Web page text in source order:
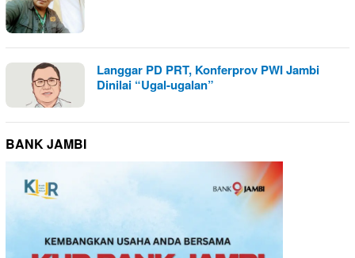
Langgar PD PRT, Konferprov PWI Jambi
Dinilai “Ugal-ugalan”
BANK JAMBI